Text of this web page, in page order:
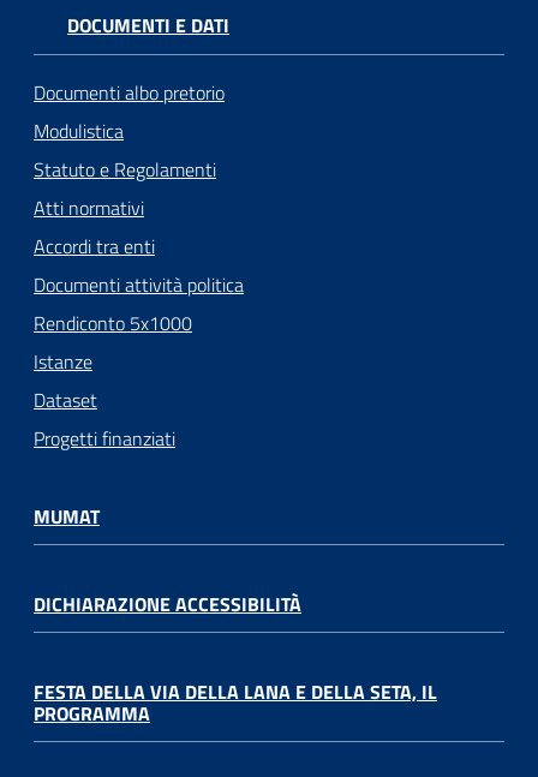
DOCUMENTI E DATI
Documenti albo pretorio
Modulistica
Statuto e Regolamenti
Atti normativi
Accordi tra enti
Documenti attività politica
Rendiconto 5x1000
Istanze
Dataset
Progetti finanziati
MUMAT
DICHIARAZIONE ACCESSIBILITÀ
FESTA DELLA VIA DELLA LANA E DELLA SETA, IL
PROGRAMMA